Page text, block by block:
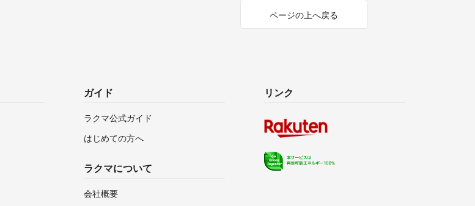
ページの上へ戻る
ガイド
ラクマ公式ガイド
はじめての方へ
ラクマについて
会社概要
リンク